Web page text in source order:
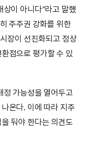
이 아니다”라고 말했
주주권 강화를 위한
장이 선진화되고 정상
점으로 평가할 수 있
정 가능성을 열어두고
온다. 이에 따라 지주
둬야 한다는 의견도